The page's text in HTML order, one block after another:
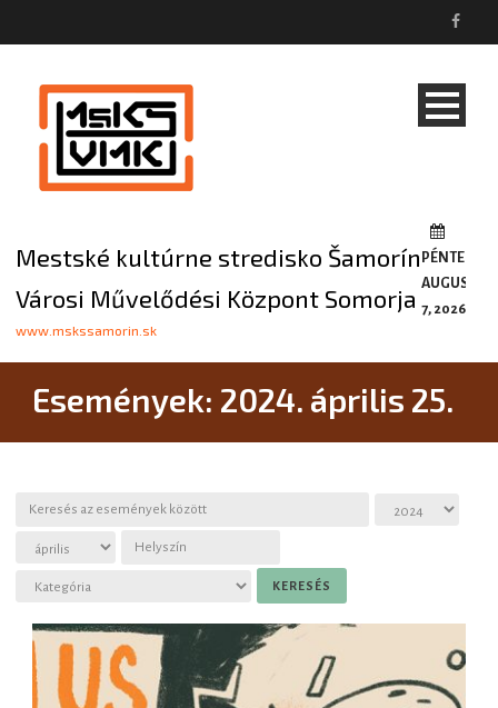
Slovenčina
Mestské kultúrne stredisko Šamorín
Városi Művelődési Központ Somorja
www.mskssamorin.sk
PÉNTEK,
7, 2026
Események: 2024. április 25.